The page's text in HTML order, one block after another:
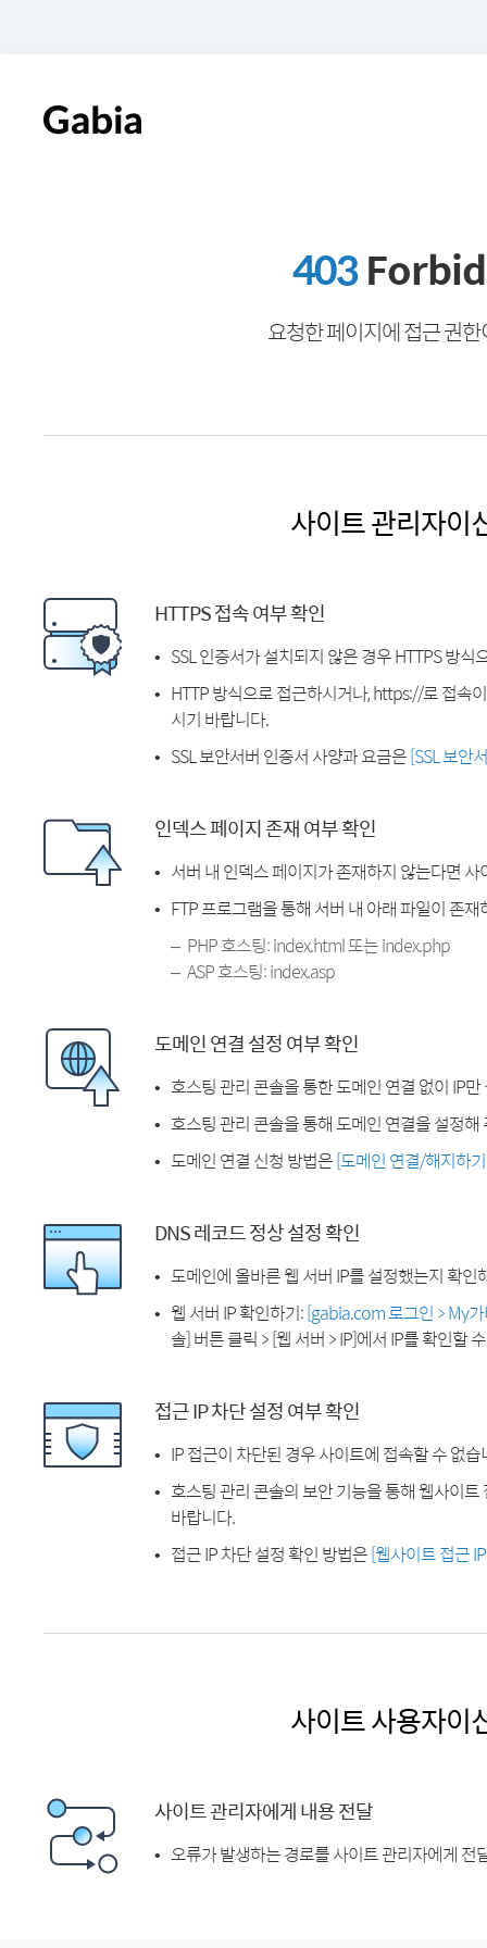
403
요청한 페이지에 접근 권
사이트 관리자이
HTTPS 접속 여부 확인
SSL 인증서가 설치되지 않은 경우 HTTPS 방식
HTTP 방식으로 접근하시거나, https://로 접속
시기 바랍니다.
SSL 보안서버 인증서 사양과 요금은[SSL 보안
인덱스 페이지 존재 여부 확인
서버 내 인덱스 페이지가 존재하지 않는다면
FTP 프로그램을 통해 서버 내 아래 파일이 존
PHP 호스팅: index.html 또는 index.php
ASP 호스팅: index.asp
도메인 연결 설정 여부 확인
호스팅 관리 콘솔을 통한 도메인 연결 없이 IP
호스팅 관리 콘솔을 통해 도메인 연결을 설정해
도메인 연결 신청 방법은[도메인 연결/해지하
DNS 레코드 정상 설정 확인
도메인에 올바른 웹 서버 IP를 설정했는지 확인
웹 서버 IP 확인하기:[gabia.com 로그인 > My
솔] 버튼 클릭 > [웹 서버 > IP]에서 IP를 확인할
접근 IP 차단 설정 여부 확인
IP 접근이 차단된 경우 사이트에 접속할 수 없습
호스팅 관리 콘솔의 보안 기능을 통해 웹사이
바랍니다.
접근 IP 차단 설정 확인 방법은[웹사이트 접근
사이트 사용자이
사이트 관리자에게 내용 전달
오류가 발생하는 경로를 사이트 관리자에게 전